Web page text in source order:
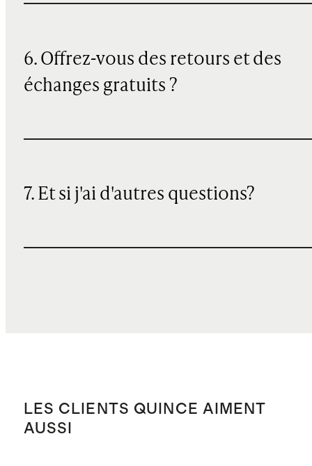
6. Offrez-vous des retours et des
échanges gratuits ?
7. Et si j'ai d'autres questions?
LES CLIENTS QUINCE AIMENT
AUSSI